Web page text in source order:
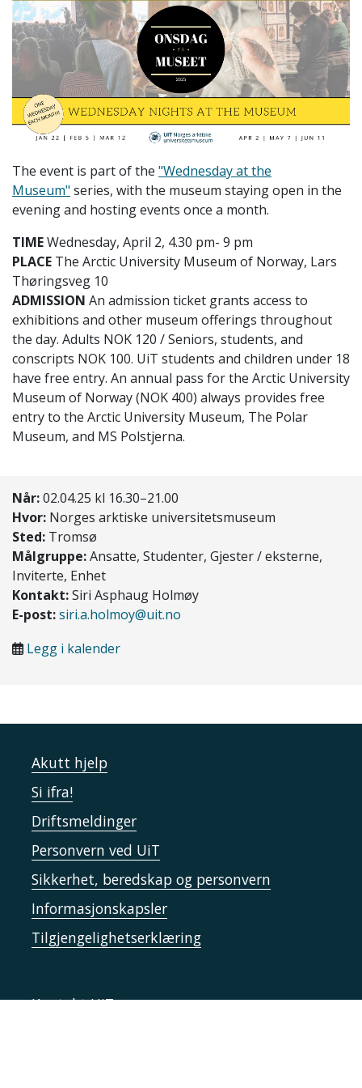
The event is part of the "Wednesday at the
Museum" series, with the museum staying open in the
evening and hosting events once a month.
TIMEWednesday, April 2, 4.30 pm- 9 pm
PLACE The Arctic University Museum of Norway, Lars
Thøringsveg 10
ADMISSION An admission ticket grants access to
exhibitions and other museum offerings throughout
the day. Adults NOK 120 / Seniors, students, and
conscripts NOK 100. UiT students and children under 18
have free entry. An annual pass for the Arctic University
Museum of Norway (NOK 400) always provides free
entry to the Arctic University Museum, The Polar
Museum, and MS Polstjerna.
Når:02.04.25 kl 16.30–21.00
Hvor: Norges arktiske universitetsmuseum
Sted: Tromsø
Målgruppe:Ansatte, Studenter, Gjester / eksterne,
Inviterte, Enhet
Kontakt:Siri Asphaug Holmøy
E-post:siri.a.holmoy@uit.no
Legg i kalender
Akutt hjelp
Si ifra!
Driftsmeldinger
Personvern ved UiT
Sikkerhet, beredskap og personvern
Informasjonskapsler
Tilgjengelighetserklæring
Kontakt UiT